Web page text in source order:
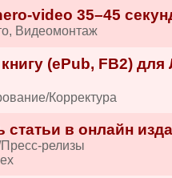
video 35–45
Видеомонтаж
(ePub, FB2)
Корректура
статьи в онлайн
релизы